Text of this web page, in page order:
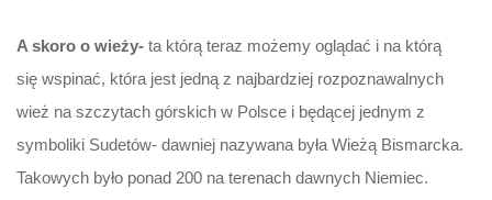
A skoro o wieży- ta którą teraz możemy oglądać i na którą
się wspinać, która jest jedną z najbardziej rozpoznawalnych
wież na szczytach górskich w Polsce i będącej jednym z
symboliki Sudetów- dawniej nazywana była Wieżą Bismarcka.
Takowych było ponad 200 na terenach dawnych Niemiec.